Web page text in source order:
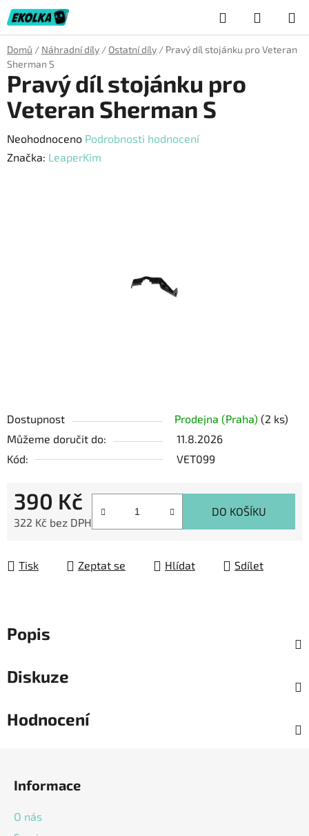
Přejít
na
obsah
Hledat
KOŠÍK
Domů / Náhradní díly / Ostatní díly / Pravý díl stojánku pro Veteran
Sherman S
Dostupnost Prodejna (Praha) (2 ks)
Můžeme doručit do:
11.8.2026
Kód:
VET099
390 Kč
322 Kč bez DPH
DO KOŠÍKU
Tisk Zeptat se Hlídat Sdílet
Pravý díl stojánku pro
Veteran Sherman S
Průměrné
hodnocení
Neohodnoceno Podrobnosti hodnocení
Značka: LeaperKim
Popis
Diskuze
Hodnocení
Informace
O nás